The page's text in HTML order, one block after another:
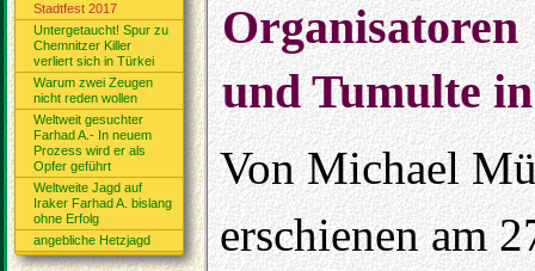
Stadtfest 2017
Untergetaucht! Spur zu
Chemnitzer Killer
verliert sich in Türkei
Warum zwei Zeugen
nicht reden wollen
Weltweit gesuchter
Farhad A.- In neuem
Prozess wird er als
Opfer geführt
Weltweite Jagd auf
Iraker Farhad A. bislang
ohne Erfolg
angebliche Hetzjagd
und Tumulte
Von Michael
erschienen am